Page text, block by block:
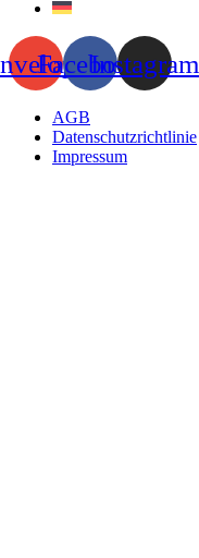
FacebookInstagram
AGB
Datenschutzrichtlinie
Impressum